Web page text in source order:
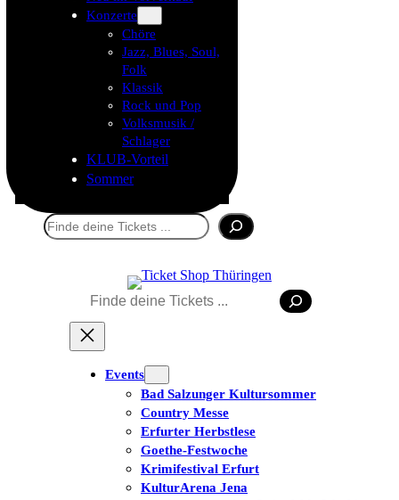
Konzerte
Chöre
Jazz, Blues, Soul,
Folk
Klassik
Rock und Pop
Volksmusik /
Schlager
KLUB-Vorteil
Sommer
Suchen
Suchen
Events
Bad Salzunger Kultursommer
Country Messe
Erfurter Herbstlese
Goethe-Festwoche
Krimifestival Erfurt
KulturArena Jena